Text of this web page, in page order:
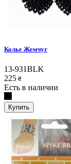
Колье Жемчуг
13-931BLK
225 ₴
Есть в наличии
Купить